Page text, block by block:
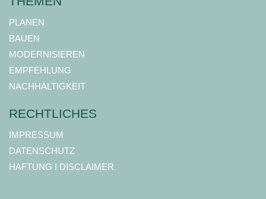
PLANEN
BAUEN
MODERNISIEREN
EMPFEHLUNG
NACHHALTIGKEIT
RECHTLICHES
IMPRESSUM
DATENSCHUTZ
HAFTUNG I DISCLAIMER